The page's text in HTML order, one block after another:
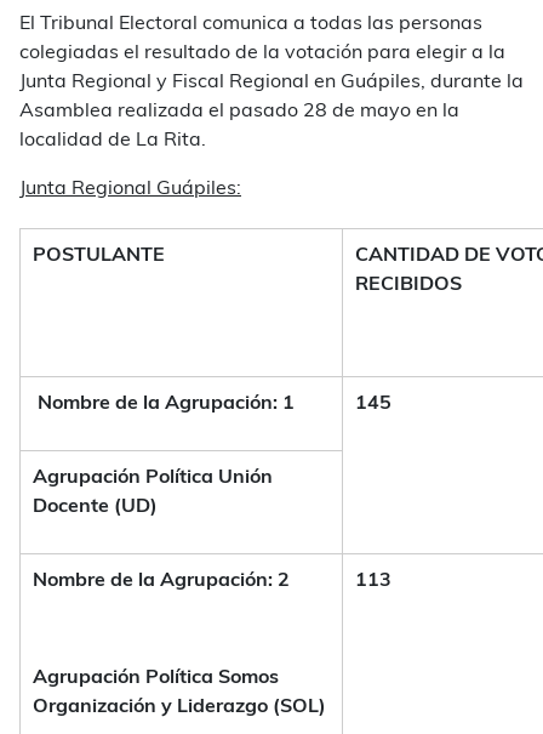
El Tribunal Electoral comunica a todas las personas
colegiadas el resultado de la votación para elegir a la
Junta Regional y Fiscal Regional en Guápiles, durante la
Asamblea realizada el pasado 28 de mayo en la
localidad de La Rita.
Junta Regional Guápiles:
POSTULANTE
CANTIDAD DE
RECIBIDOS
Nombre de la Agrupación: 1 145
Agrupación Política Unión
Docente (UD)
Nombre de la Agrupación: 2
Agrupación Política Somos
Organización y Liderazgo (SOL)
113